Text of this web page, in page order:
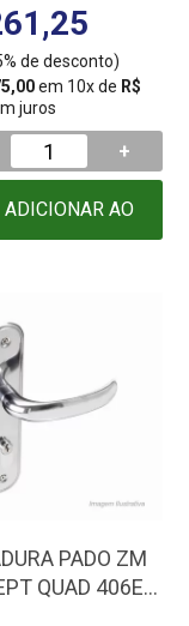
de desconto)
em 10x de R$
juros
+
PADO ZM
QUAD 406E